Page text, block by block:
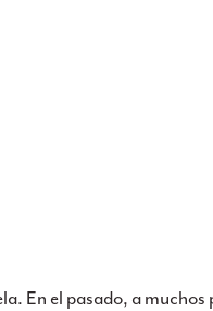
En el pasado, a